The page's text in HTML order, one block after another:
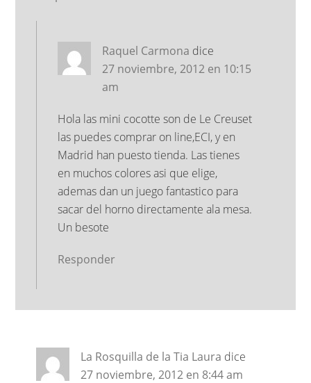
Raquel Carmona dice
27 noviembre, 2012 en 10:15
am
Hola las mini cocotte son de Le Creuset
las puedes comprar on line,ECI, y en
Madrid han puesto tienda. Las tienes
en muchos colores asi que elige,
ademas dan un juego fantastico para
sacar del horno directamente ala mesa.
Un besote
Responder
La Rosquilla de la Tia Laura dice
27 noviembre, 2012 en 8:44 am